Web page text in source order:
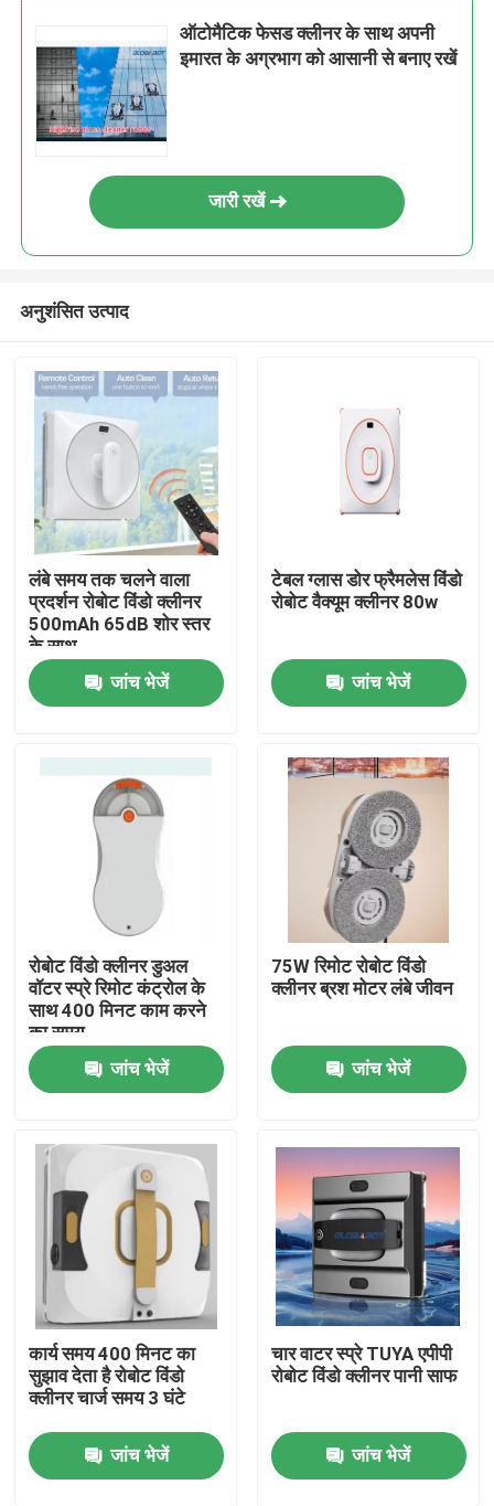
वीडियो
हमारे बारे में
कारखाना भ्रमण
गुणवत्ता नियंत्रण
एक उद्धरण का अनुरोध करें
रोबोट वैक्यूम क्लीनर
ऑटोमैटिक फेसड क्लीनर के साथ अपनी
इमारत के अग्रभाग को आसानी से बनाए रखें
जारी रखें
अनुशंसित उत्पाद
लंबे समय तक चलने वाला
प्रदर्शन रोबोट विंडो क्लीनर
500mAh 65dB शोर स्तर
के साथ
जांच भेजें
टेबल ग्लास डोर फ्रैमलेस विंडो
रोबोट वैक्यूम क्लीनर 80w
जांच भेजें
रोबोट विंडो क्लीनर डुअल
वॉटर स्प्रे रिमोट कंट्रोल के
साथ 400 मिनट काम करने
का समय
जांच भेजें
75W रिमोट रोबोट विंडो
क्लीनर ब्रश मोटर लंबे जीवन
जांच भेजें
कार्य समय 400 मिनट का
सुझाव देता है रोबोट विंडो
क्लीनर चार्ज समय 3 घंटे
जांच भेजें
चार वाटर स्प्रे TUYA एपीपी
रोबोट विंडो क्लीनर पानी साफ
जांच भेजें